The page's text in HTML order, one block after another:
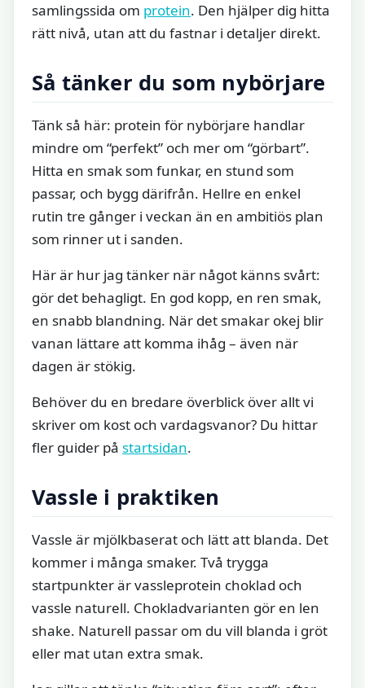
samlingssida om protein. Den hjälper dig hitta
rätt nivå, utan att du fastnar i detaljer direkt.
Så tänker du som nybörjare
Tänk så här: protein för nybörjare handlar
mindre om “perfekt” och mer om “görbart”.
Hitta en smak som funkar, en stund som
passar, och bygg därifrån. Hellre en enkel
rutin tre gånger i veckan än en ambitiös plan
som rinner ut i sanden.
Här är hur jag tänker när något känns svårt:
gör det behagligt. En god kopp, en ren smak,
en snabb blandning. När det smakar okej blir
vanan lättare att komma ihåg – även när
dagen är stökig.
Behöver du en bredare överblick över allt vi
skriver om kost och vardagsvanor? Du hittar
fler guider på startsidan.
Vassle i praktiken
Vassle är mjölkbaserat och lätt att blanda. Det
kommer i många smaker. Två trygga
startpunkter är vassleprotein choklad och
vassle naturell. Chokladvarianten gör en len
shake. Naturell passar om du vill blanda i gröt
eller mat utan extra smak.